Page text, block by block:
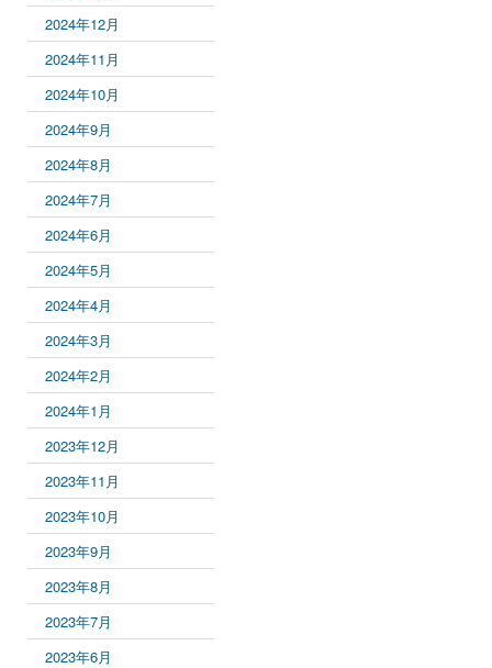
2024年12月
2024年11月
2024年10月
2024年9月
2024年8月
2024年7月
2024年6月
2024年5月
2024年4月
2024年3月
2024年2月
2024年1月
2023年12月
2023年11月
2023年10月
2023年9月
2023年8月
2023年7月
2023年6月